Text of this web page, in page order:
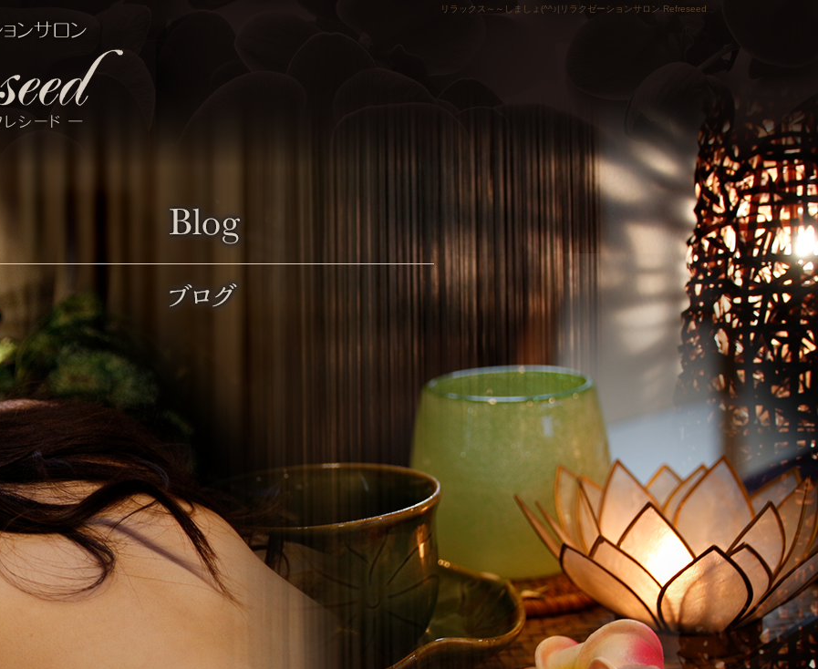
リラックス～～しましょ(^^♪|リラクゼーションサロン Refreseed